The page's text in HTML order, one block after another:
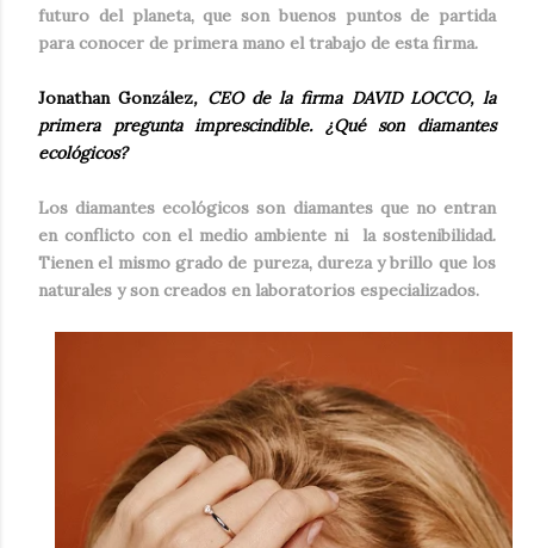
futuro del planeta, que son buenos puntos de partida
para conocer de primera mano el trabajo de esta firma.
Jonathan González, CEO de la firma DAVID LOCCO, la
primera pregunta imprescindible. ¿Quéson diamantes
ecológicos?
Los diamantes ecológicos son diamantes que no entran
en conflicto con el medio ambiente ni
la sostenibilidad.
Tienen el mismo grado de pureza, dureza y brillo que los
naturales y son creados en laboratorios especializados.